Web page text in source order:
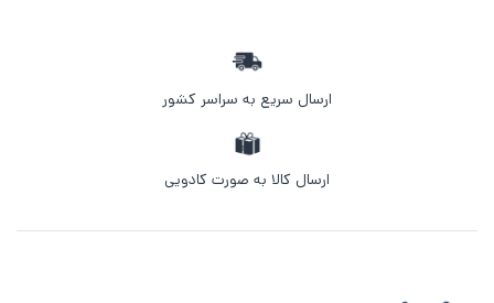
ارسال سریع به سراسر کشور
ارسال کالا به صورت کادویی